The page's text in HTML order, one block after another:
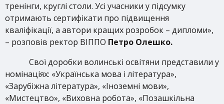
тренінги, круглі столи. Усі учасники у підсумку
отримають сертифікати про підвищення
кваліфікації, а автори кращих розробок – дипломи»,
– розповів ректор ВІППО Петро Олешко.
Свої доробки волинські освітяни представили у
номінаціях: «Українська мова і література»,
«Зарубіжна література», «Іноземні мови»,
«Мистецтво», «Виховна робота», «Позашкільна